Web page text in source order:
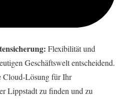
Flexibilität und
Geschäftswelt entscheidend.
Cloud-Lösung für Ihr
Lippstadt zu finden und zu